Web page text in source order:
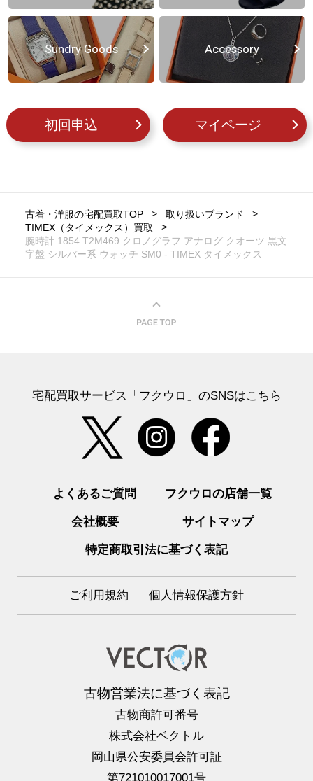
Sundry Goods Accessory
初回申込 マイページ
古着・洋服の宅配買取TOP
取り扱いブランド
TIMEX（タイメックス）買取
腕時計 1854 T2M469 クロノグラフ アナログ クオーツ 黒文
字盤 シルバー系 ウォッチ SM0 - TIMEX タイメックス
宅配買取サービス「フクウロ」のSNSはこちら
よくあるご質問 フクウロの店舗一覧
会社概要 サイトマップ
特定商取引法に基づく表記
ご利用規約 個人情報保護方針
古物営業法に基づく表記
古物商許可番号
株式会社ベクトル
岡山県公安委員会許可証
第721010017001号